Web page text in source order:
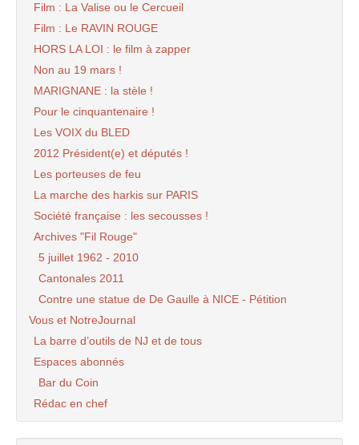
Film : La Valise ou le Cercueil
Film : Le RAVIN ROUGE
HORS LA LOI : le film à zapper
Non au 19 mars !
MARIGNANE : la stèle !
Pour le cinquantenaire !
Les VOIX du BLED
2012 Président(e) et députés !
Les porteuses de feu
La marche des harkis sur PARIS
Société française : les secousses !
Archives "Fil Rouge"
5 juillet 1962 - 2010
Cantonales 2011
Contre une statue de De Gaulle à NICE - Pétition
Vous et NotreJournal
La barre d’outils de NJ et de tous
Espaces abonnés
Bar du Coin
Rédac en chef